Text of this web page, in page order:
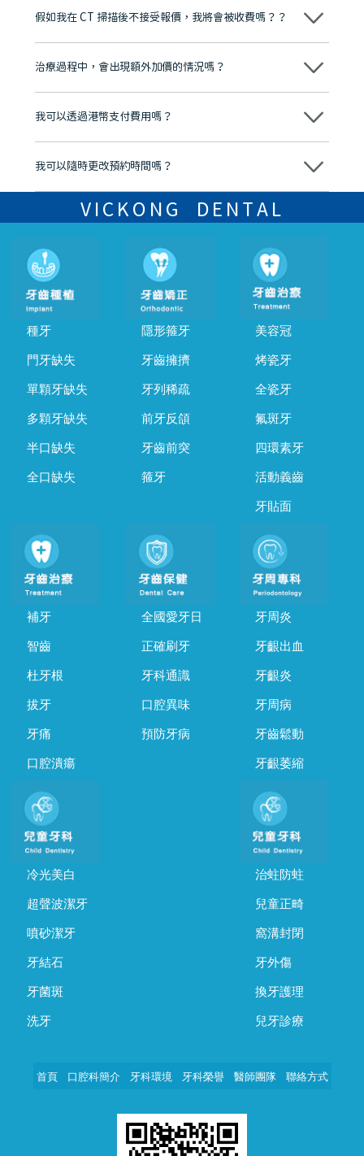
牌」、「2025香港企業領袖品牌」，是諾貝爾種植系統全球放心植牙中
至今已服務超過三十個國家和地區的顧客，受到粵港澳大灣區及周邊城
市市民極高的口碑評價及信任推薦 珠海、深圳設有八大分院，香港亦設
有咨詢及服務保障中心，有任何問題都可以隨時預約免費咨詢，讓人十
假如我在 CT 掃描後不接受報價，我將會被收費嗎？？
不會！只要未開始實際服務之前，你不會被收取任何費用。
治療過程中，會出現額外加價的情況嗎？
不會，治療前我們會詳細說明治療方案及對應的價錢，顧客同意並簽字
我可以透過港幣支付費用嗎？
可以。維港口腔會按照當日匯率轉算收取費用，而匯率會及時告知客人
我可以隨時更改預約時間嗎？
可以，請盡早通過wechat或whatsapp聯絡我們，告知我們你原本預約
的時間及資料，並且重新預約的日期及時段
VICKONG DENTAL
種牙
門牙缺失
單顆牙缺失
多顆牙缺失
半口缺失
全口缺失
隱形箍牙
牙齒擁擠
牙列稀疏
前牙反頜
牙齒前突
箍牙
美容冠
烤瓷牙
全瓷牙
氟斑牙
四環素牙
活動義齒
牙貼面
補牙
智齒
杜牙根
拔牙
牙痛
口腔潰瘍
全國愛牙日
正確刷牙
牙科通識
口腔異味
預防牙病
牙周炎
牙齦出血
牙齦炎
牙周病
牙齒鬆動
牙齦萎縮
冷光美白
超聲波潔牙
噴砂潔牙
牙結石
牙菌斑
洗牙
治蛀防蛀
兒童正畸
窩溝封閉
牙外傷
換牙護理
兒牙診療
首頁 口腔科簡介 牙科環境 牙科榮譽 醫師團隊 聯絡方式